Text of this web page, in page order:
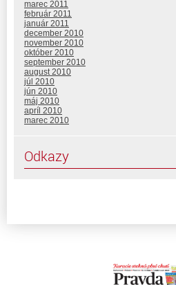
marec 2011
február 2011
január 2011
december 2010
november 2010
október 2010
september 2010
august 2010
júl 2010
jún 2010
máj 2010
apríl 2010
marec 2010
Odkazy